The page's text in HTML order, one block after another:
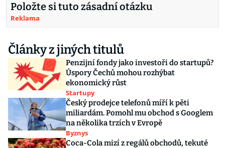
Položte si tuto zásadní otázku
Reklama
Články z jiných titulů
Penzijní fondy jako investoři do startupů?
Úspory Čechů mohou rozhýbat
ekonomický růst
Startupy
Český prodejce telefonů míří k pěti
miliardám. Pomohl mu obchod s Googlem
na několika trzích v Evropě
Byznys
Coca-Cola mizí z regálů obchodů, tekuté